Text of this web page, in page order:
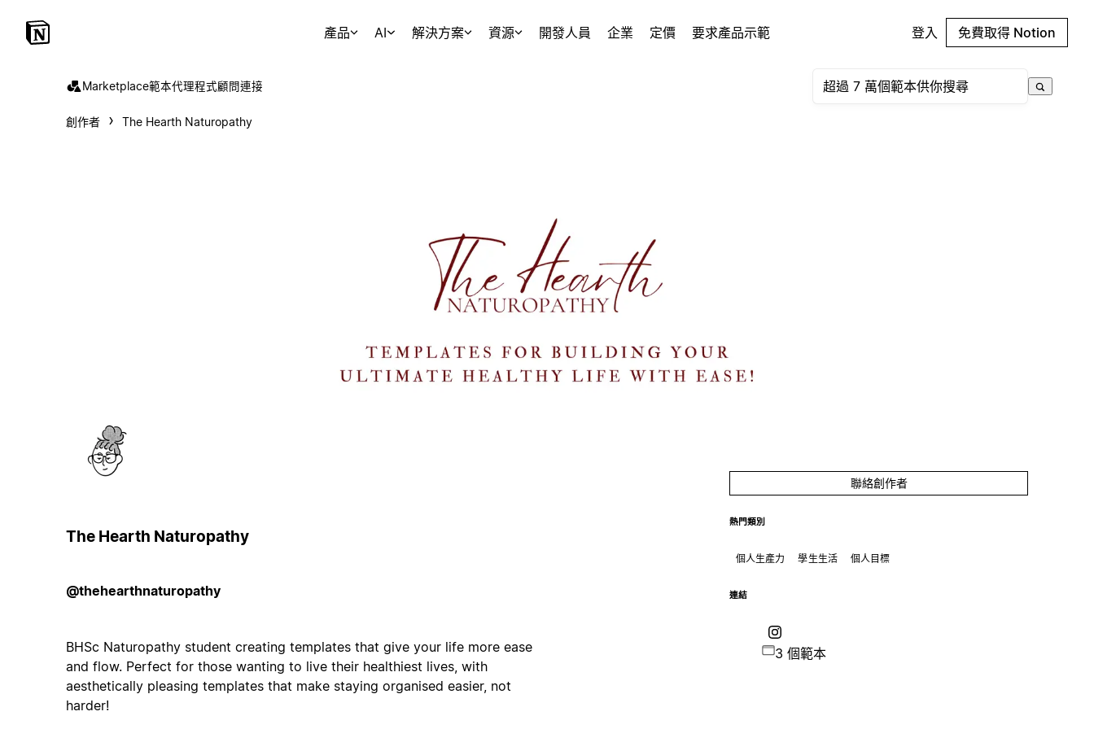
產品 AI 解決方案 資源 開發人員 企業 定價 要求產品示範 登入 免費取得 Notion
Marketplace範本代理程式顧問連接
創作者 The Hearth Naturopathy
The Hearth Naturopathy
@thehearthnaturopathy
BHSc Naturopathy student creating templates that give your life more ease
and flow. Perfect for those wanting to live their healthiest lives, with
aesthetically pleasing templates that make staying organised easier, not
harder!
聯絡創作者
熱門類別
個人生產力 學生生活 個人目標
連結
3 個範本